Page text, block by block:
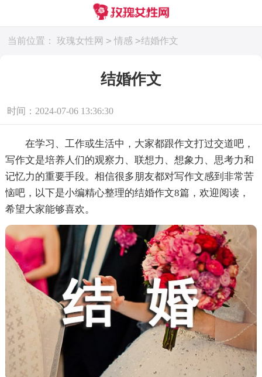
当前位置： 玫瑰女性网 > 情感 >结婚作文
结婚作文
时间：2024-07-06 13:36:30
在学习、工作或生活中，大家都跟作文打过交道吧，
写作文是培养人们的观察力、联想力、想象力、思考力和
记忆力的重要手段。相信很多朋友都对写作文感到非常苦
恼吧，以下是小编精心整理的结婚作文8篇，欢迎阅读，
希望大家能够喜欢。